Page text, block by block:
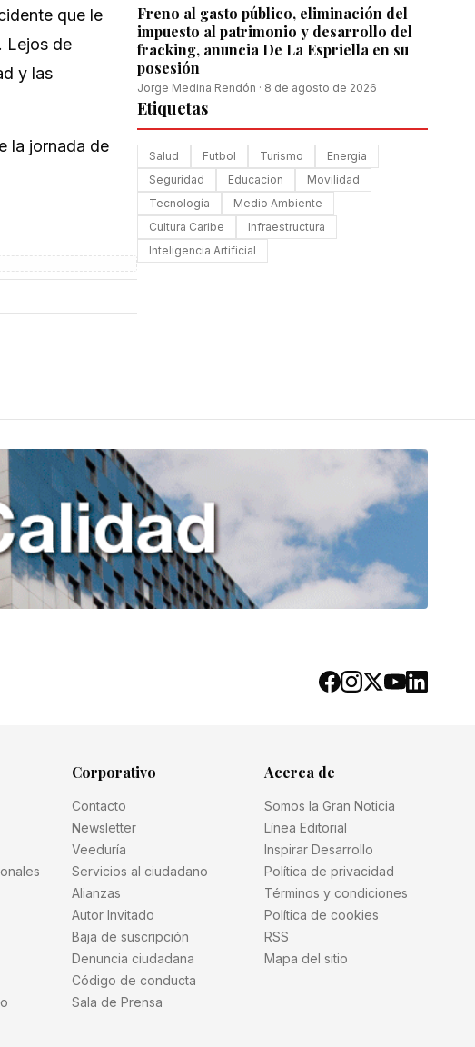
que le
Lejos de
y las
la jornada de
Freno al gasto público, eliminación del
impuesto al patrimonio y desarrollo del
fracking, anuncia De La Espriella en su
posesión
Jorge Medina Rendón · 8 de agosto de 2026
Etiquetas
Salud Futbol Turismo
Energia
Seguridad
Educacion
Movilidad
Tecnología
Medio Ambiente
Cultura Caribe
Infraestructura
Inteligencia Artificial
Corporativo
Contacto
Newsletter
Veeduría
Servicios al ciudadano
Alianzas
Autor Invitado
Baja de suscripción
Denuncia ciudadana
Código de conducta
Sala de Prensa
Acerca de
Somos la Gran Noticia
Línea Editorial
Inspirar Desarrollo
Política de privacidad
Términos y condiciones
Política de cookies
RSS
Mapa del sitio